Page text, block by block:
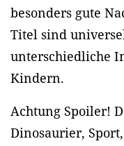
besonders gute
Titel sind
unterschiedliche
Kindern.
Achtung Spoiler!
Dinosaurier,